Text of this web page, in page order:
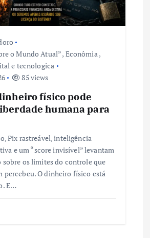
o Mundo Atual”, Econômia,
e tecnologica
85 views
físico pode
humana para
Pix rastreável, inteligência
e um “score invisível” levantam
sobre os limites do controle que
percebeu. O dinheiro físico está
E…